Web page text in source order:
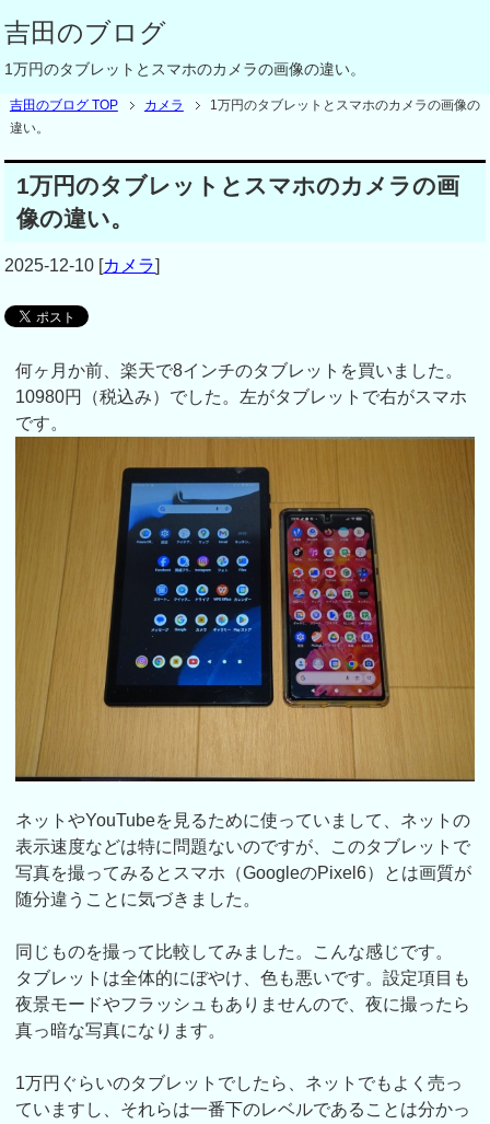
吉田のブログ
1万円のタブレットとスマホのカメラの画像の違い。
吉田のブログ TOP カメラ
1万円のタブレットとスマホのカメラの画像の
違い。
1万円のタブレットとスマホのカメラの画
像の違い。
2025-12-10 [カメラ]
何ヶ月か前、楽天で8インチのタブレットを買いました。
10980円（税込み）でした。左がタブレットで右がスマホ
です。
ネットやYouTubeを見るために使っていまして、ネットの
表示速度などは特に問題ないのですが、このタブレットで
写真を撮ってみるとスマホ（GoogleのPixel6）とは画質が
随分違うことに気づきました。
同じものを撮って比較してみました。こんな感じです。
タブレットは全体的にぼやけ、色も悪いです。設定項目も
夜景モードやフラッシュもありませんので、夜に撮ったら
真っ暗な写真になります。
1万円ぐらいのタブレットでしたら、ネットでもよく売っ
ていますし、それらは一番下のレベルであることは分かっ